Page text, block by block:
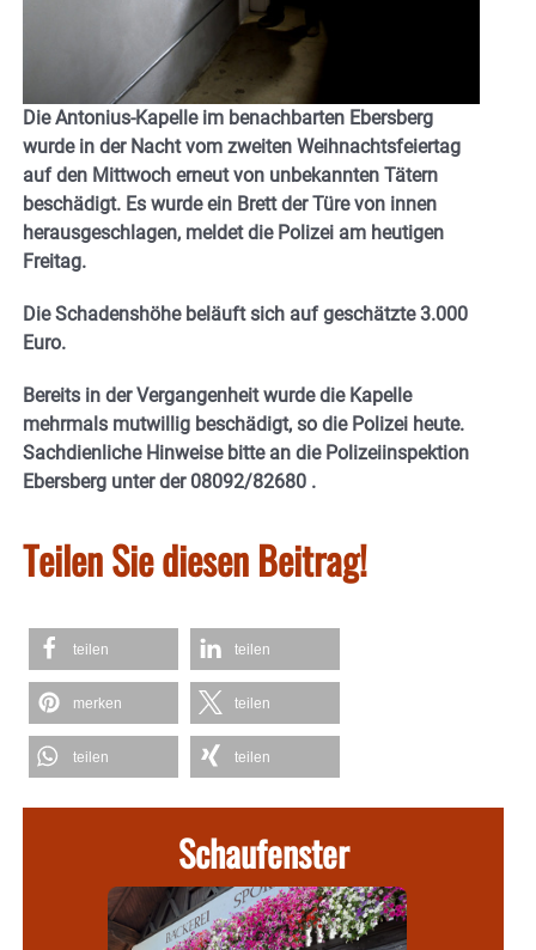
Die Antonius-Kapelle im benachbarten Ebersberg
wurde in der Nacht vom zweiten Weihnachtsfeiertag
auf den Mittwoch erneut von unbekannten Tätern
beschädigt. Es wurde ein Brett der Türe von innen
herausgeschlagen, meldet die Polizei am heutigen
Freitag.
Die Schadenshöhe beläuft sich auf geschätzte 3.000
Euro.
Bereits in der Vergangenheit wurde die Kapelle
mehrmals mutwillig beschädigt, so die Polizei heute.
Sachdienliche Hinweise bitte an die Polizeiinspektion
Ebersberg unter der 08092/82680 .
Teilen Sie diesen Beitrag!
teilen teilen
merken teilen
teilen teilen
Schaufenster